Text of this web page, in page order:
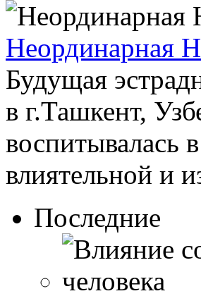
Неординарная
Будущая
в г.Ташкент,
воспитывалась
влиятельной и
Последние